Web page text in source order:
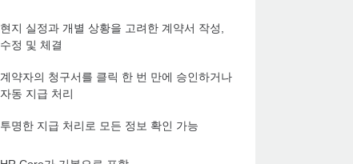
현지 실정과 개별 상황을 고려한 계약서 작성,
수정 및 체결
계약자의 청구서를 클릭 한 번 만에 승인하거나
자동 지급 처리
투명한 지급 처리로 모든 정보 확인 가능